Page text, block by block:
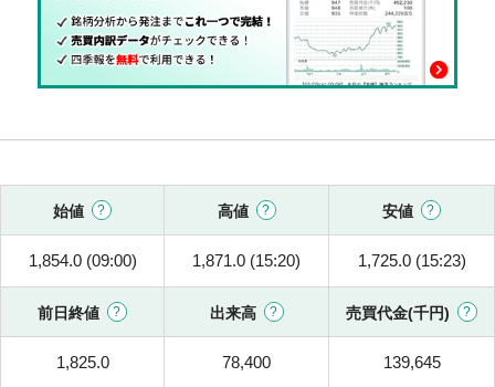
始値 高値 安値
1,854.0 (09:00) 1,871.0 (15:20) 1,725.0 (15:23)
前日終値 出来高 売買代金(千円)
1,825.0 78,400 139,645